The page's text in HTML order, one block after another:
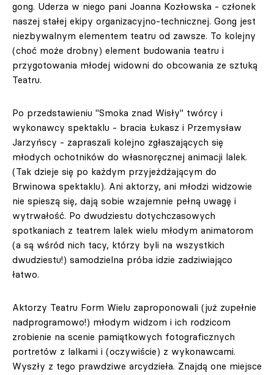
gong. Uderza w niego pani Joanna Kozłowska - członek
naszej stałej ekipy organizacyjno-technicznej. Gong jest
niezbywalnym elementem teatru od zawsze. To kolejny
(choć może drobny) element budowania teatru i
przygotowania młodej widowni do obcowania ze sztuką
Teatru.
Po przedstawieniu "Smoka znad Wisły" twórcy i
wykonawcy spektaklu - bracia Łukasz i Przemysław
Jarzyńscy - zapraszali kolejno zgłaszających się
młodych ochotników do własnoręcznej animacji lalek.
(Tak dzieje się po każdym przyjeżdżającym do
Brwinowa spektaklu). Ani aktorzy, ani młodzi widzowie
nie spieszą się, dają sobie wzajemnie pełną uwagę i
wytrwałość. Po dwudziestu dotychczasowych
spotkaniach z teatrem lalek wielu młodym animatorom
(a są wśród nich tacy, którzy byli na wszystkich
dwudziestu!) samodzielna próba idzie zadziwiająco
łatwo.
Aktorzy Teatru Form Wielu zaproponowali (już zupełnie
nadprogramowo!) młodym widzom i ich rodzicom
zrobienie na scenie pamiątkowych fotograficznych
portretów z lalkami i (oczywiście) z wykonawcami.
Wyszły z tego prawdziwe arcydzieła. Znajdą one miejsce